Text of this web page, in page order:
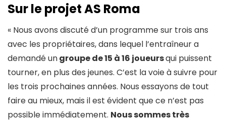
Sur le projet AS Roma
« Nous avons discuté d’un programme sur trois ans
avec les propriétaires, dans lequel l’entraîneur a
demandé ungroupe de 15 à 16 joueursqui puissent
tourner, en plus des jeunes. C’est la voie à suivre pour
les trois prochaines années. Nous essayons de tout
faire au mieux, mais il est évident que ce n’est pas
possible immédiatement. Nous sommes très